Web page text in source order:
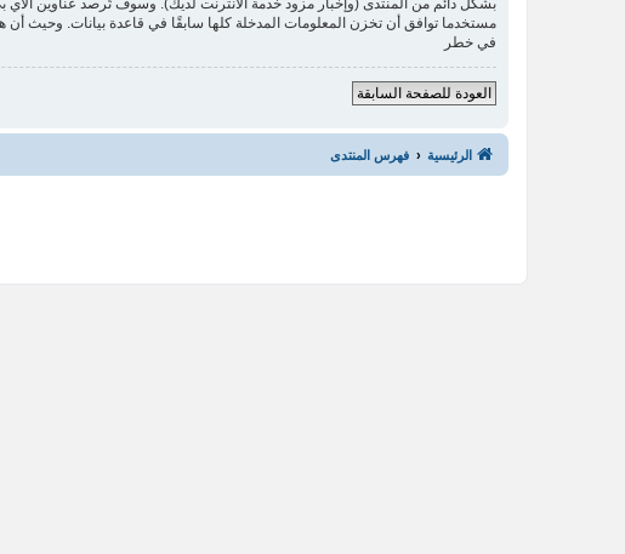
في خطر
العودة للصفحة السابقة
الرئيسية فهرس المنتدى